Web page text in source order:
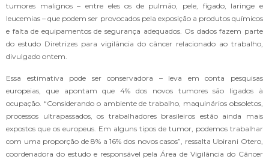
tumores malignos – entre eles os de pulmão, pele, fígado, laringe e
leucemias – que podem ser provocados pela exposição a produtos químicos
e falta de equipamentos de segurança adequados. Os dados fazem parte
do estudo Diretrizes para vigilância do câncer relacionado ao trabalho,
divulgado ontem.
Essa estimativa pode ser conservadora – leva em conta pesquisas
europeias, que apontam que 4% dos novos tumores são ligados à
ocupação. “Considerando o ambiente de trabalho, maquinários obsoletos,
processos ultrapassados, os trabalhadores brasileiros estão ainda mais
expostos que os europeus. Em alguns tipos de tumor, podemos trabalhar
com uma proporção de 8% a 16% dos novos casos”, ressalta Ubirani Otero,
coordenadora do estudo e responsável pela Área de Vigilância do Câncer